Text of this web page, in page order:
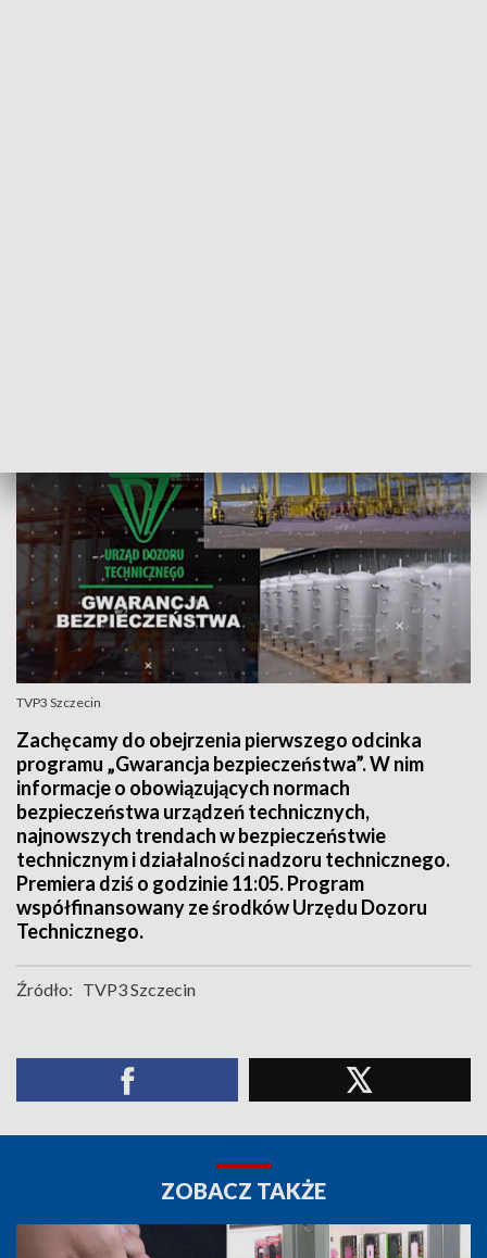
TVP3 Szczecin
Zachęcamy do obejrzenia pierwszego odcinka
programu „Gwarancja bezpieczeństwa”. W nim
informacje o obowiązujących normach
bezpieczeństwa urządzeń technicznych,
najnowszych trendach w bezpieczeństwie
technicznym i działalności nadzoru technicznego.
Premiera dziś o godzinie 11:05. Program
współfinansowany ze środków Urzędu Dozoru
Technicznego.
Źródło: TVP3 Szczecin
ZOBACZ TAKŻE